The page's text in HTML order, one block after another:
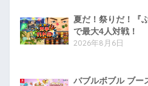
夏だ！祭りだ！『
で最大4人対戦！
2026年8月6日
バブルボブル ブー